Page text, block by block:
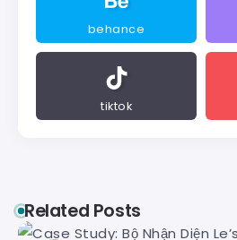
behance
tiktok
Related Posts